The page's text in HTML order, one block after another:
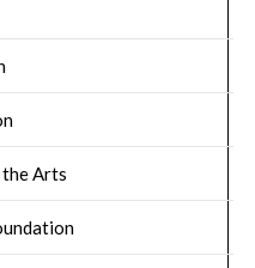
Arts